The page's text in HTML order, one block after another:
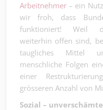
Arbeitnehmer – ein
wir froh, dass
funktioniert! Weil
weiterhin offen sind,
taugliches Mittel
menschliche Folgen
einer
grösseren Anzahl von
Sozial –